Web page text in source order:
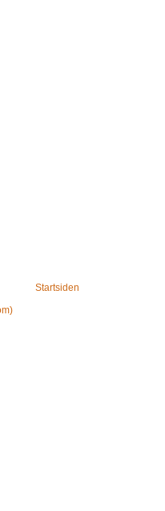
Startsiden